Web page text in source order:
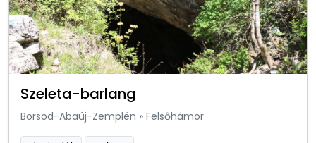
Szeleta-barlang
Borsod-Abaúj-Zemplén » Felsőhámor